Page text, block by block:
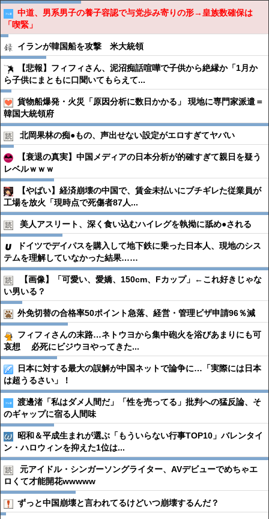
中道、男系男子の養子容認で与党歩み寄りの形→皇族数確保は
「喫緊」
イランが韓国船を攻撃 米大統領
【悲報】フィフィさん、泥沼痴話喧嘩で子供から絶縁か「1月か
ら子供にまともに口聞いてもらえて...
貨物船爆発・火災「原因分析に数日かかる」 現地に専門家派遣＝
韓国大統領府
北岡果林の痴●︎もの、声出せない設定がエロすぎてヤバい
【衰退の真実】中国メディアの日本分析が的確すぎて親日を疑う
レベルｗｗｗ
【やばい】経済崩壊の中国で、賃金未払いにブチギレた従業員が
工場を放火「現時点で死傷者87人...
美人アスリート、深く食い込むハイレグを執拗に舐め●︎される
ドイツでデイパスを購入して地下鉄に乗った日本人、現地のシス
テムを理解していなかった結果……
【画像】「可愛い、愛嬌、150cm、Fカップ」←これ好きじゃな
い男いる？
外免切替の合格率50ポイント急落、経営・管理ビザ申請96％減
フィフィさんの末路…ネトウヨから集中砲火を浴びあまりにも可
哀想 必死にビジウヨやってきた...
日本に対する最大の誤解が中国ネットで論争に…「実際には日本
は超うるさい」！
渡邊渚「私はダメ人間だ」「性を売ってる」批判への猛反論、そ
のギャップに宿る人間味
昭和＆平成生まれが選ぶ「もういらない行事TOP10」バレンタイ
ン・ハロウィンを抑えた1位は...
元アイドル・シンガーソングライター、AVデビューでめちゃエ
ロくて才能開花wwwww
ずっと中国崩壊と言われてるけどいつ崩壊するんだ？